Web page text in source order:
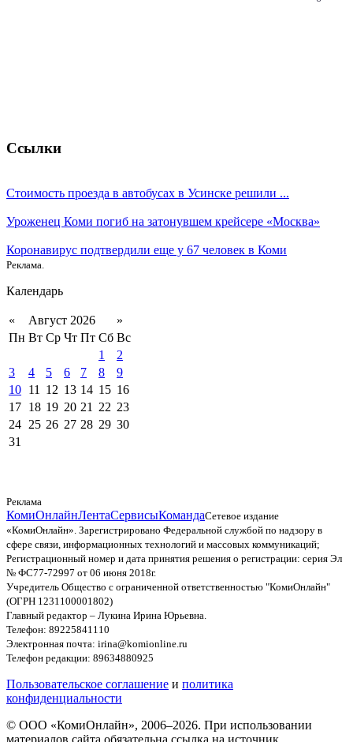
Ссылки
Стоимость проезда в автобусах в Усинске решили ...
Уроженец Коми погиб на затонувшем крейсере «Москва»
Коронавирус подтвердили еще у 67 человек в Коми
Реклама.
Календарь
« Август 2026
»
Пн Вт Ср Чт Пт Сб Вс
1
2
3
4 5 6 7 8
9
10 11 12 13 14 15 16
17 18 19 20 21 22 23
24 25 26 27 28 29 30
31
Реклама
КомиОнлайнЛентаСервисыКомандаСетевое издание
«КомиОнлайн». Зарегистрировано Федеральной службой по надзору в
сфере связи, информационных технологий и массовых коммуникаций;
Регистрационный номер и дата принятия решения о регистрации: серия Эл
№ ФС77-72997 от 06 июня 2018г.
Учредитель Общество с ограниченной ответственностью "КомиОнлайн"
(ОГРН 1231100001802)
Главный редактор – Лукина Ирина Юрьевна.
Телефон: 89225841110
Электронная почта: irina@komionline.ru
Телефон редакции: 89634880925
Пользовательское соглашение и политика
конфиденциальности
© ООО «КомиОнлайн», 2006–2026. При использовании